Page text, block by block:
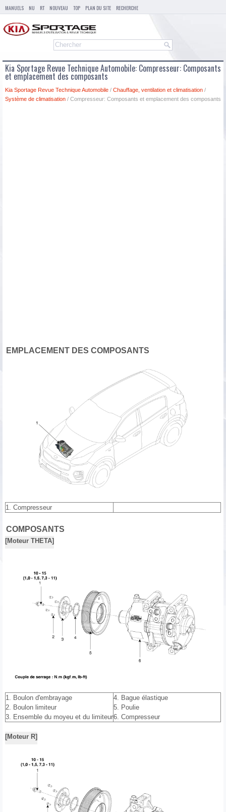
MANUELS NU RT NOUVEAU TOP PLAN DU SITE RECHERCHE
Kia Sportage Revue Technique Automobile: Compresseur: Composants
et emplacement des composants
Kia Sportage Revue Technique Automobile / Chauffage, ventilation et climatisation /
Système de climatisation / Compresseur: Composants et emplacement des composants
EMPLACEMENT DES COMPOSANTS
1. Compresseur
COMPOSANTS
[Moteur THETA]
1. Boulon d'embrayage
2. Boulon limiteur
3. Ensemble du moyeu et du limiteur
4. Bague élastique
5. Poulie
6. Compresseur
[Moteur R]